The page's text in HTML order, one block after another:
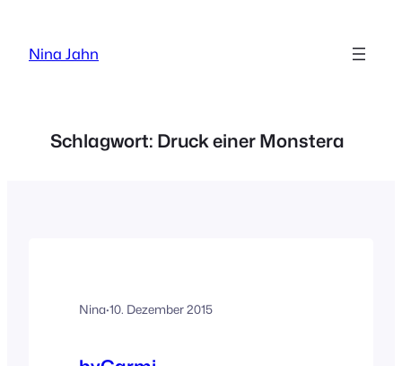
springen
Nina Jahn
Schlagwort: Druck einer Monstera
Nina·10. Dezember 2015